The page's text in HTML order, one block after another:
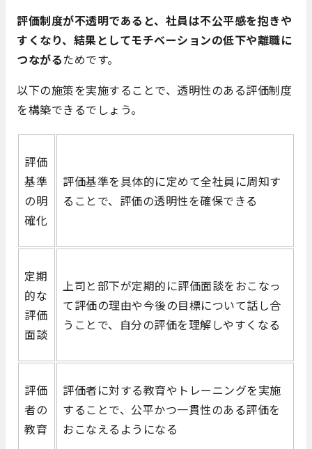
評価制度が不透明であると、社員は不公平感を抱きや
すくなり、結果としてモチベーションの低下や離職に
つながるためです。
以下の施策を実施することで、透明性のある評価制度
を構築できるでしょう。
評価
基準
の明
確化
評価基準を具体的に定めて全社員に周知す
ることで、評価の透明性を確保できる
定期
的な
評価
面談
上司と部下が定期的に評価面談をおこなっ
て評価の理由や今後の目標について話し合
うことで、自分の評価を理解しやすくなる
評価
者の
教育
評価者に対する教育やトレーニングを実施
することで、公平かつ一貫性のある評価を
おこなえるようになる